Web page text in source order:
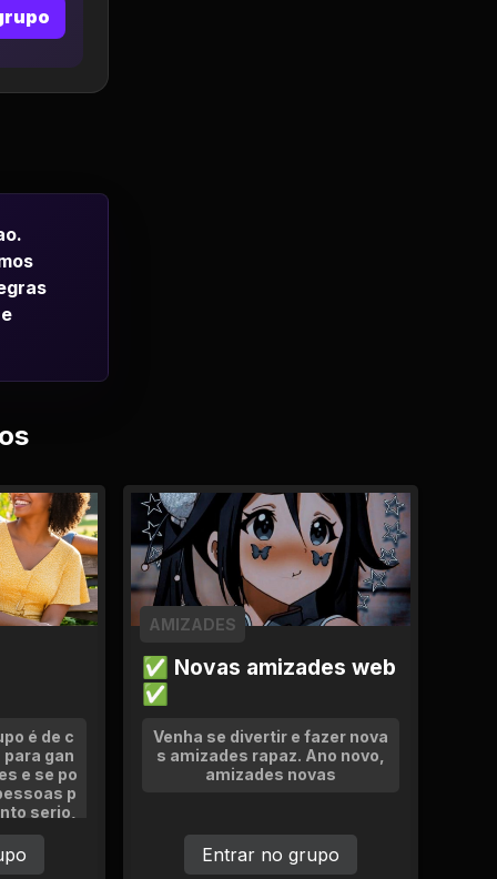
é de c
gan
e se po
p
serio,
o
✅ Novas amizades web
✅
AMIZADES
Venha se divertir e fazer nova
s amizades rapaz. Ano novo,
amizades novas
Entrar no grupo